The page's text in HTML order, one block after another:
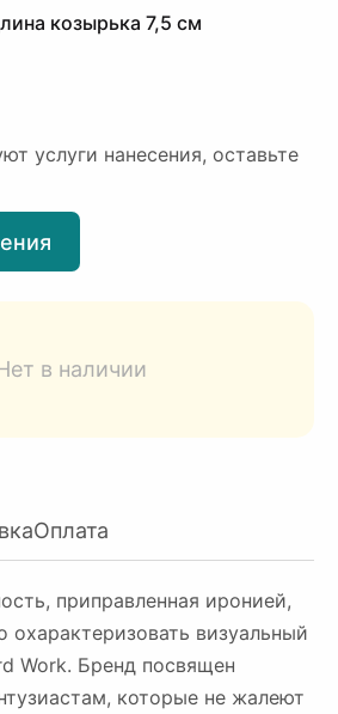
козырька 7,5 см
услуги нанесения, оставьте
в наличии
Оплата
приправленная иронией,
визуальный
Work. Бренд посвящен
которые не жалеют